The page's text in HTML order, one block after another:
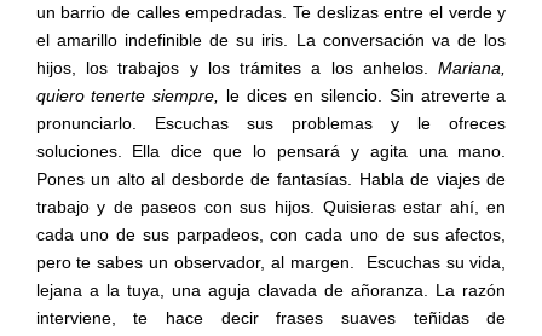
un barrio de calles empedradas. Te deslizas entre el verde y
el amarillo indefinible de su iris. La conversación va de los
hijos, los trabajos y los trámites a los anhelos.Mariana,
quiero tenerte siempre, le dices en silencio. Sin atreverte a
pronunciarlo. Escuchas sus problemas y le ofreces
soluciones. Ella dice que lo pensará y agita una mano.
Pones un alto al desborde de fantasías. Habla de viajes de
trabajo y de paseos con sus hijos. Quisieras estar ahí, en
cada uno de sus parpadeos, con cada uno de sus afectos,
pero te sabes un observador, al margen.
Escuchas su vida,
lejana a la tuya, una aguja clavada de añoranza. La razón
interviene, te hace decir frases suaves teñidas de